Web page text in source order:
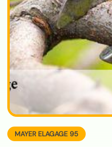
MAYER ELAGAGE 95